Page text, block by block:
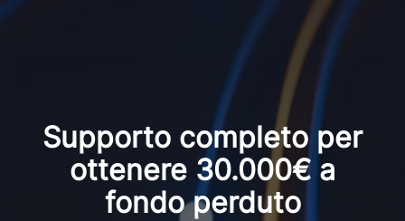
Supporto completo per
ottenere 30.000€ a
fondo perduto